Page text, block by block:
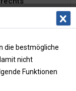
und Größen
erfahren »
die bestmögliche
nicht
Funktionen